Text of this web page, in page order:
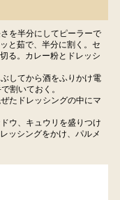
を半分にしてピーラーで
と茹で、半分に割く。セ
る。カレー粉とドレッシ
してから酒をふりかけ電
割いておく。
たドレッシングの中にマ
ウ、キュウリを盛りつけ
ッシングをかけ、パルメ